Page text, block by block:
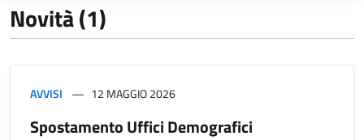
Novità (1)
AVVISI 12 MAGGIO 2026
Spostamento Uffici Demografici